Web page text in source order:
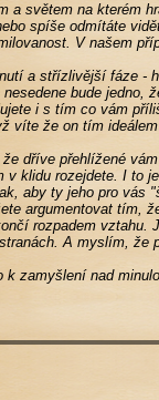
a světem na kterém
spíše odmítáte
V našem
a střízlivější fáze -
bude jedno,
i s tím co vám
víte že on tím
dříve přehlížené
v klidu rozejdete. I to
aby ty jeho pro vás
argumentovat tím,
rozpadem vztahu.
A myslím, že
k zamyšlení nad